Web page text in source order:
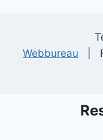
Webbureau |